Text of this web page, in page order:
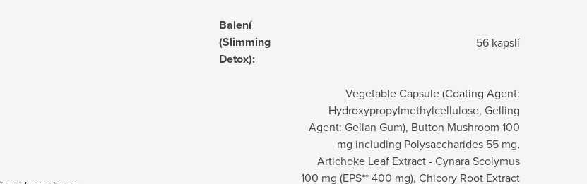
Balení
(Slimming
Detox):
56 kapslí
Vegetable Capsule (Coating Agent:
Hydroxypropylmethylcellulose, Gelling
Agent: Gellan Gum), Button Mushroom 100
mg including Polysaccharides 55 mg,
Artichoke Leaf Extract - Cynara Scolymus
100 mg (EPS** 400 mg), Chicory Root Extract